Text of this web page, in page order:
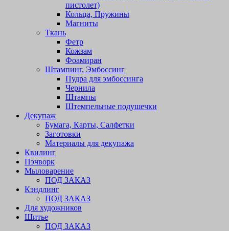
пистолет)
Кольца, Пружины
Магниты
Ткань
Фетр
Кожзам
Фоамиран
Штампинг, Эмбоссинг
Пудра для эмбоссинга
Чернила
Штампы
Штемпельные подушечки
Декупаж
Бумага, Карты, Салфетки
Заготовки
Материалы для декупажа
Квилинг
Пэчворк
Мыловарение
ПОД ЗАКАЗ
Кэндлинг
ПОД ЗАКАЗ
Для художников
Шитье
ПОД ЗАКАЗ